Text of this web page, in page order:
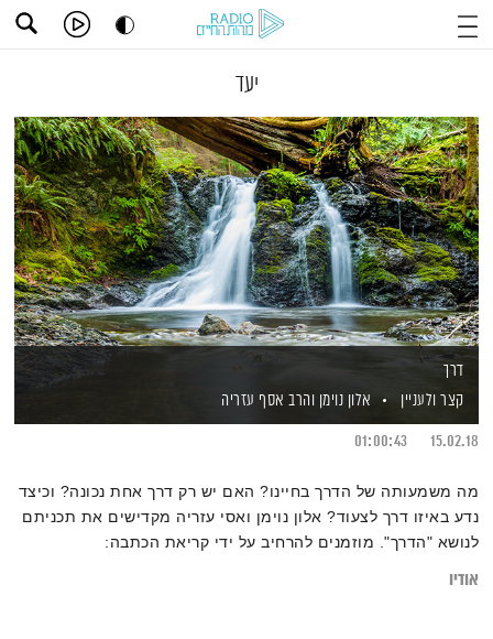
יעד
דרך
קצר ולעניין
אלון נוימן והרב אסף עזריה
15.02.18
01:00:43
מה משמעותה של הדרך בחיינו? האם יש רק דרך אחת נכונה? וכיצד
נדע באיזו דרך לצעוד? אלון נוימן ואסי עזריה מקדישים את תכניתם
לנושא "הדרך". מוזמנים להרחיב על ידי קריאת הכתבה:
אודיו